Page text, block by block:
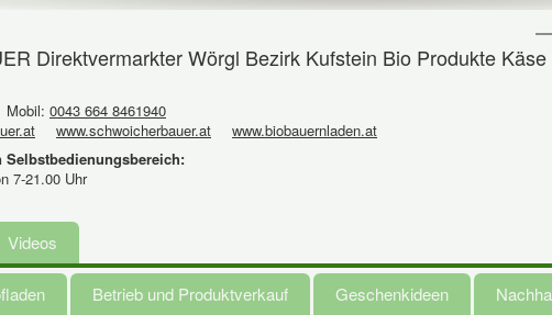
Direktvermarkter Wörgl Bezirk Kufstein Bio Produkte
Mobil: 0043 664 8461940
www.schwoicherbauer.at
www.biobauernladen.at
Selbstbedienungsbereich:
7-21.00 Uhr
Videos
Betrieb und Produktverkauf Geschenkideen